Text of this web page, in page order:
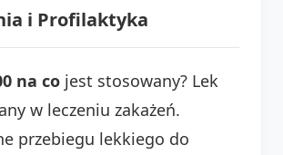
i Profilaktyka
na co jest stosowany? Lek
w leczeniu zakażeń.
przebiegu lekkiego do